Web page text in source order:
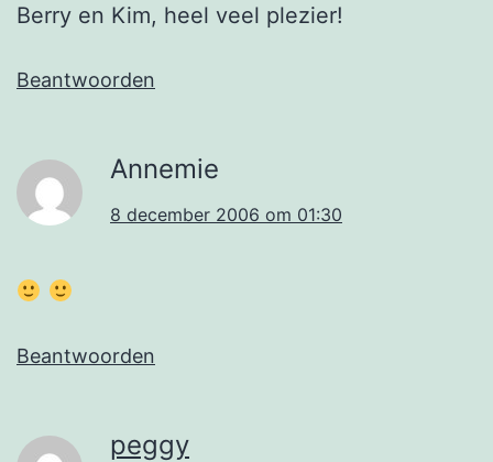
Berry en Kim, heel veel plezier!
Beantwoorden
Annemie
8 december 2006 om 01:30
Beantwoorden
peggy